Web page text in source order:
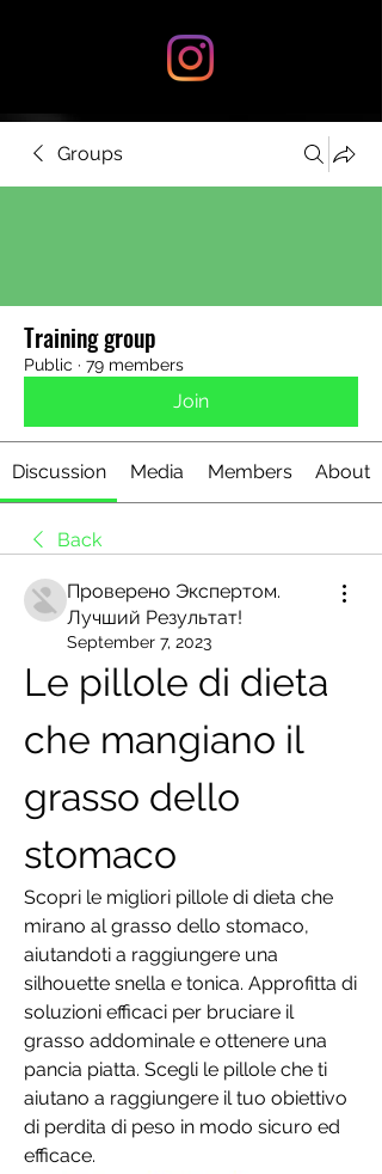
Groups
Training group
Public · 79 members
Join
Discussion Media Members About
Back
Проверено Экспертом.
Лучший Результат!
September 7, 2023
Le pillole di dieta
che mangiano il
grasso dello
stomaco
Scopri le migliori pillole di dieta che
mirano al grasso dello stomaco,
aiutandoti a raggiungere una
silhouette snella e tonica. Approfitta di
soluzioni efficaci per bruciare il
grasso addominale e ottenere una
pancia piatta. Scegli le pillole che ti
aiutano a raggiungere il tuo obiettivo
di perdita di peso in modo sicuro ed
efficace.